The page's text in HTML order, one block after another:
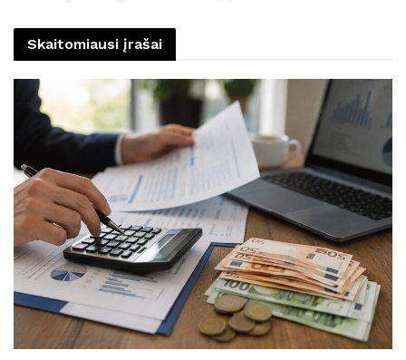
Skaitomiausi įrašai